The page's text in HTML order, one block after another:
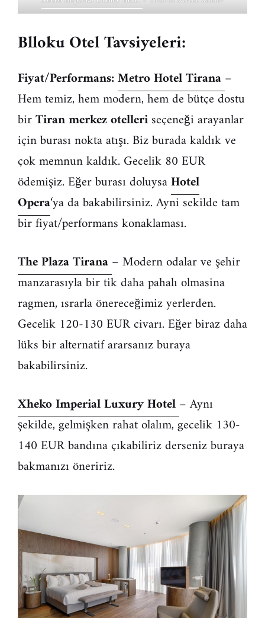
Blloku Otel Tavsiyeleri:
Fiyat/Performans:Metro Hotel Tirana–
Hem temiz, hem modern, hem de bütçe dostu
birTiran merkez otelleriseçeneği arayanlar
için burası nokta atışı. Biz burada kaldık ve
çok memnun kaldık. Gecelik 80 EUR
ödemişiz. Eğer burası doluysaHotel
Opera‘ya da bakabilirsiniz. Ayni sekilde tam
bir fiyat/performans konaklaması.
The Plaza Tirana– Modern odalar ve şehir
manzarasıyla bir tik daha pahalı olmasina
ragmen, ısrarla önereceğimiz yerlerden.
Gecelik 120-130 EUR civarı. Eğer biraz daha
lüks bir alternatif ararsanız buraya
bakabilirsiniz.
Xheko Imperial Luxury Hotel– Aynı
şekilde, gelmişken rahat olalım, gecelik 130-
140 EUR bandına çıkabiliriz derseniz buraya
bakmanızı öneririz.